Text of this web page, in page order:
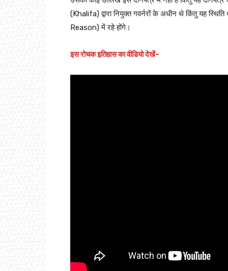
(Khalifa) द्वारा नियुक्त गवर्नरों के अधीन थे किंतु यह
Reason) में रहे होंगे।
इस रोचक इतिहास का वीडियो देखें-